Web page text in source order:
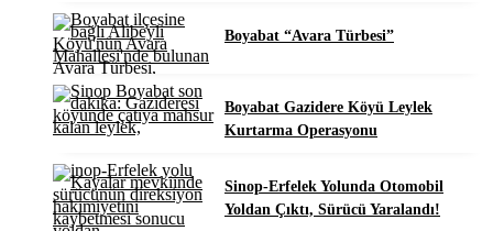
Boyabat “Avara Türbesi”
Boyabat Gazidere Köyü Leylek
Kurtarma Operasyonu
Sinop-Erfelek Yolunda Otomobil
Yoldan Çıktı, Sürücü Yaralandı!